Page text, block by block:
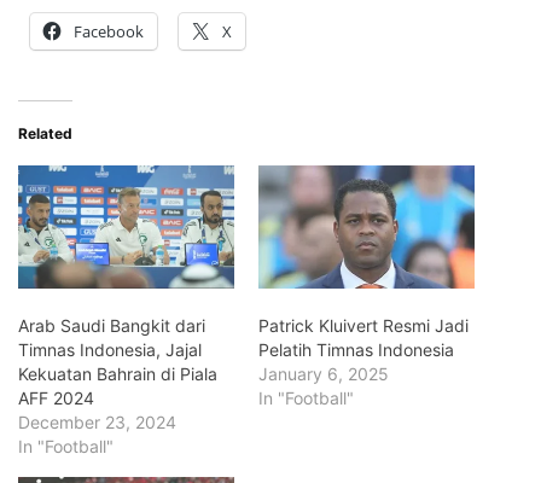
Facebook X
Related
Arab Saudi Bangkit dari
Timnas Indonesia, Jajal
Kekuatan Bahrain di Piala
AFF 2024
December 23, 2024
In "Football"
Patrick Kluivert Resmi Jadi
Pelatih Timnas Indonesia
January 6, 2025
In "Football"